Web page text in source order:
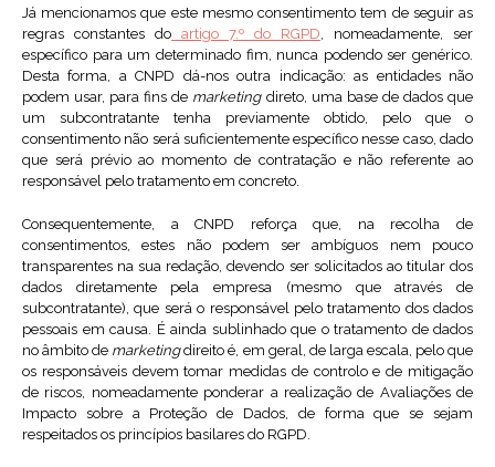
Já mencionamos que este mesmo consentimento tem de seguir as
regras constantes do artigo 7.º do RGPD, nomeadamente, ser
específico para um determinado fim, nunca podendo ser genérico.
Desta forma, a CNPD dá-nos outra indicação: as entidades não
podem usar, para fins de marketingdireto, uma base de dados que
um subcontratante tenha previamente obtido, pelo que o
consentimento não será suficientemente específico nesse caso, dado
que será prévio ao momento de contratação e não referente ao
responsável pelo tratamento em concreto.
Consequentemente, a CNPD reforça que, na recolha de
consentimentos, estes não podem ser ambíguos nem pouco
transparentes na sua redação, devendo ser solicitados ao titular dos
dados diretamente pela empresa (mesmo que através de
subcontratante), que será o responsável pelo tratamento dos dados
pessoais em causa. É ainda sublinhado que o tratamento de dados
no âmbito de marketingdireito é, em geral, de larga escala, pelo que
os responsáveis devem tomar medidas de controlo e de mitigação
de riscos, nomeadamente ponderar a realização de Avaliações de
Impacto sobre a Proteção de Dados, de forma que se sejam
respeitados os princípios basilares do RGPD.